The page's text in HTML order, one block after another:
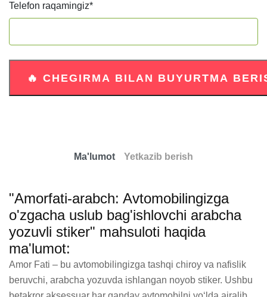
Telefon raqamingiz*
Ma'lumot Yetkazib berish
"Amorfati-arabch: Avtomobilingizga
o'zgacha uslub bag'ishlovchi arabcha
yozuvli stiker" mahsuloti haqida
ma'lumot:
Amor Fati – bu avtomobilingizga tashqi chiroy va nafislik
beruvchi, arabcha yozuvda ishlangan noyob stiker. Ushbu